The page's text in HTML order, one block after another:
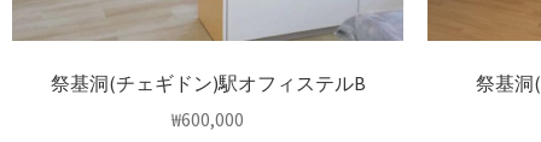
祭基洞(チェギドン)駅オフィステルB
₩600,000
祭基洞